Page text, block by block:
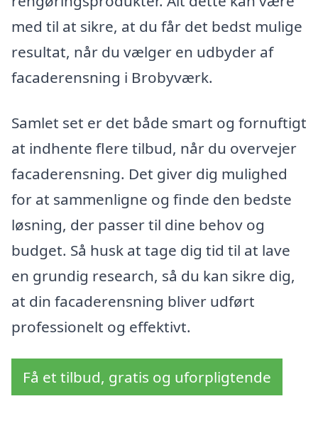
med til at sikre, at du får det bedst mulige
resultat, når du vælger en udbyder af
facaderensning i Brobyværk.
Samlet set er det både smart og fornuftigt
at indhente flere tilbud, når du overvejer
facaderensning. Det giver dig mulighed
for at sammenligne og finde den bedste
løsning, der passer til dine behov og
budget. Så husk at tage dig tid til at lave
en grundig research, så du kan sikre dig,
at din facaderensning bliver udført
professionelt og effektivt.
Få et tilbud, gratis og uforpligtende